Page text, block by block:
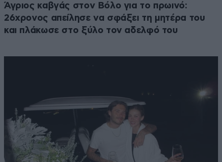
Άγριος καβγάς στον Βόλο για το πρωινό:
26χρονος απείλησε να σφάξει τη μητέρα του
και πλάκωσε στο ξύλο τον αδελφό του